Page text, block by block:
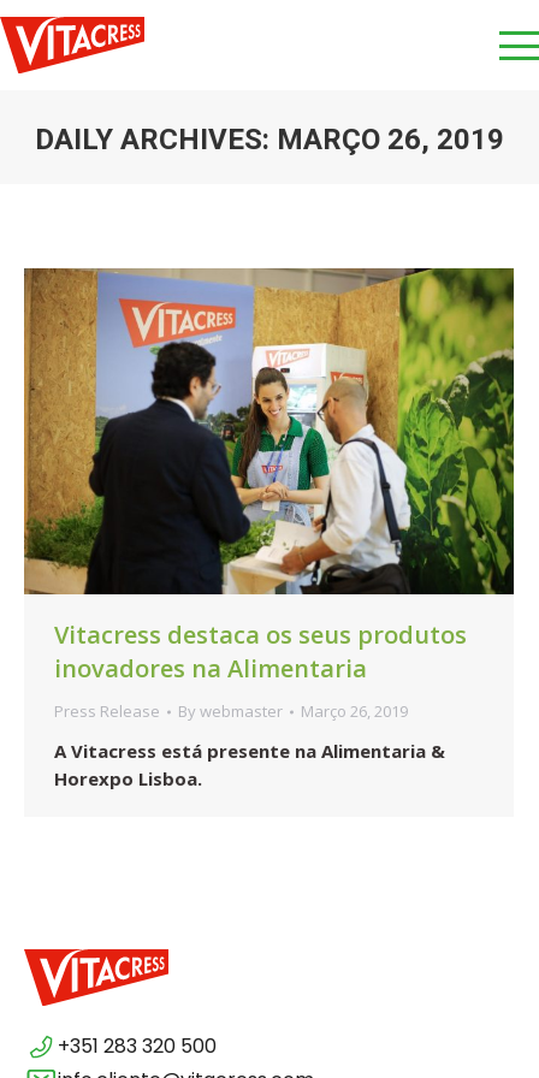
DAILY ARCHIVES: MARÇO 26, 2019
Vitacress destaca os seus produtos
inovadores na Alimentaria
Press Release By webmaster Março 26, 2019
A Vitacress está presente na Alimentaria &
Horexpo Lisboa.
+351 283 320 500